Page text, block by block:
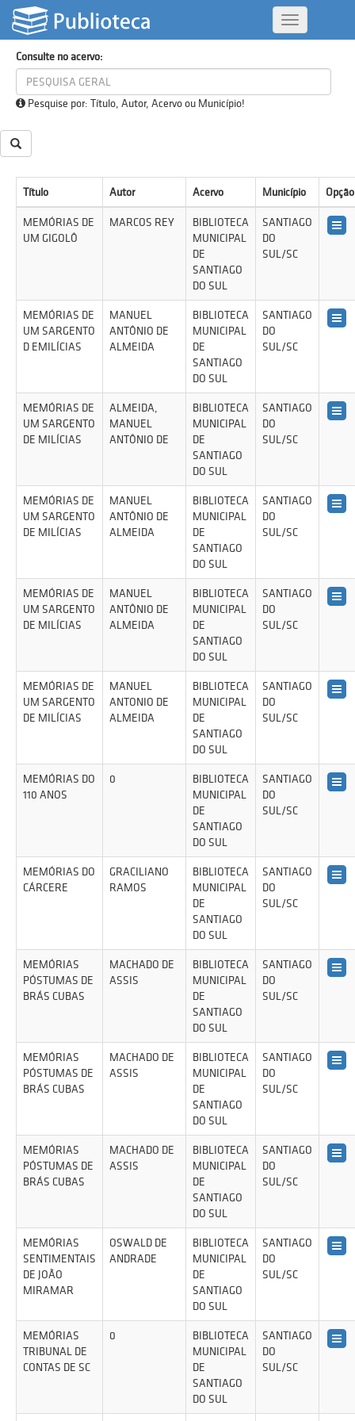
Alternar
Navegação
Consultar acervo
Consulte no acervo:
Pesquise por: Título, Autor, Acervo ou Município!
Título Autor Acervo Município Opção
MEMÓRIAS DE
UM GIGOLÔ
MARCOS REY
BIBLIOTECA
MUNICIPAL
DE
SANTIAGO
DO SUL
SANTIAGO
DO
SUL/SC
MEMÓRIAS DE
UM SARGENTO
D EMILÍCIAS
MANUEL
ANTÔNIO DE
ALMEIDA
BIBLIOTECA
MUNICIPAL
DE
SANTIAGO
DO SUL
SANTIAGO
DO
SUL/SC
MEMÓRIAS DE
UM SARGENTO
DE MILÍCIAS
ALMEIDA,
MANUEL
ANTÔNIO DE
BIBLIOTECA
MUNICIPAL
DE
SANTIAGO
DO SUL
SANTIAGO
DO
SUL/SC
MEMÓRIAS DE
UM SARGENTO
DE MILÍCIAS
MANUEL
ANTÔNIO DE
ALMEIDA
BIBLIOTECA
MUNICIPAL
DE
SANTIAGO
DO SUL
SANTIAGO
DO
SUL/SC
MEMÓRIAS DE
UM SARGENTO
DE MILÍCIAS
MANUEL
ANTÔNIO DE
ALMEIDA
BIBLIOTECA
MUNICIPAL
DE
SANTIAGO
DO SUL
SANTIAGO
DO
SUL/SC
MEMÓRIAS DE
UM SARGENTO
DE MILÍCIAS
MANUEL
ANTONIO DE
ALMEIDA
BIBLIOTECA
MUNICIPAL
DE
SANTIAGO
DO SUL
SANTIAGO
DO
SUL/SC
MEMÓRIAS DO
110 ANOS
0
BIBLIOTECA
MUNICIPAL
DE
SANTIAGO
DO SUL
SANTIAGO
DO
SUL/SC
MEMÓRIAS DO
CÁRCERE
GRACILIANO
RAMOS
BIBLIOTECA
MUNICIPAL
DE
SANTIAGO
DO SUL
SANTIAGO
DO
SUL/SC
MEMÓRIAS
PÓSTUMAS DE
BRÁS CUBAS
MACHADO DE
ASSIS
BIBLIOTECA
MUNICIPAL
DE
SANTIAGO
DO SUL
SANTIAGO
DO
SUL/SC
MEMÓRIAS
PÓSTUMAS DE
BRÁS CUBAS
MACHADO DE
ASSIS
BIBLIOTECA
MUNICIPAL
DE
SANTIAGO
DO SUL
SANTIAGO
DO
SUL/SC
MEMÓRIAS
PÓSTUMAS DE
BRÁS CUBAS
MACHADO DE
ASSIS
BIBLIOTECA
MUNICIPAL
DE
SANTIAGO
DO SUL
SANTIAGO
DO
SUL/SC
MEMÓRIAS
SENTIMENTAIS
DE JOÃO
MIRAMAR
OSWALD DE
ANDRADE
BIBLIOTECA
MUNICIPAL
DE
SANTIAGO
DO SUL
SANTIAGO
DO
SUL/SC
MEMÓRIAS
TRIBUNAL DE
CONTAS DE SC
0
BIBLIOTECA
MUNICIPAL
DE
SANTIAGO
DO SUL
SANTIAGO
DO
SUL/SC